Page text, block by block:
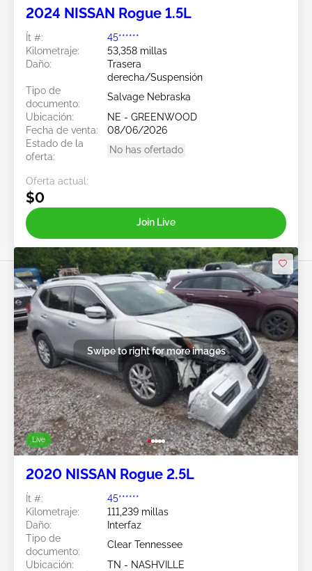
2024 NISSAN Rogue 1.5L
Ít #:
45******
Kilometraje:
53,358 millas
Daño:
Trasera
derecha/Suspensión
Tipo de
documento:
Salvage Nebraska
Ubicación:
NE - GREENWOOD
Fecha de venta:
08/06/2026
Estado de la
oferta:
No has ofertado
Oferta actual:
$0
Join Live
Live
Swipe to right for more images
2020 NISSAN Rogue 2.5L
Ít #:
45******
Kilometraje:
111,239 millas
Daño:
Interfaz
Tipo de
documento:
Clear Tennessee
Ubicación:
TN - NASHVILLE